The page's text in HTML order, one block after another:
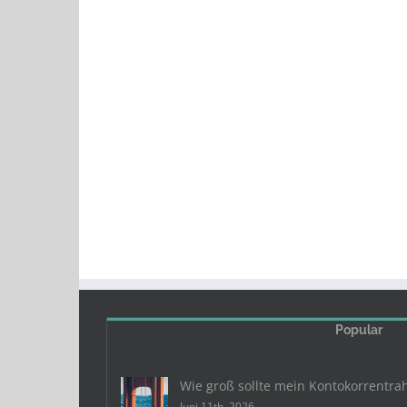
Popular
Wie groß sollte mein